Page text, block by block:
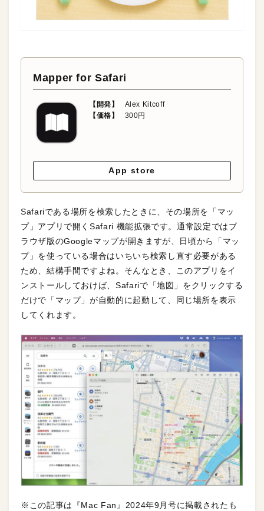
Mapper for Safari
【開発】
Alex Kitcoff
【価格】
300円
App store
Safariである場所を検索したときに、その場所を「マッ
プ」アプリで開くSafari 機能拡張です。通常設定ではブ
ラウザ版のGoogleマップが開きますが、日頃から「マッ
プ」を使っている場合はいちいち検索し直す必要がある
ため、結構手間ですよね。そんなとき、このアプリをイ
ンストールしておけば、Safariで「地図」をクリックする
だけで「マップ」が自動的に起動して、同じ場所を表示
してくれます。
※この記事は『Mac Fan』2024年9月号に掲載されたも